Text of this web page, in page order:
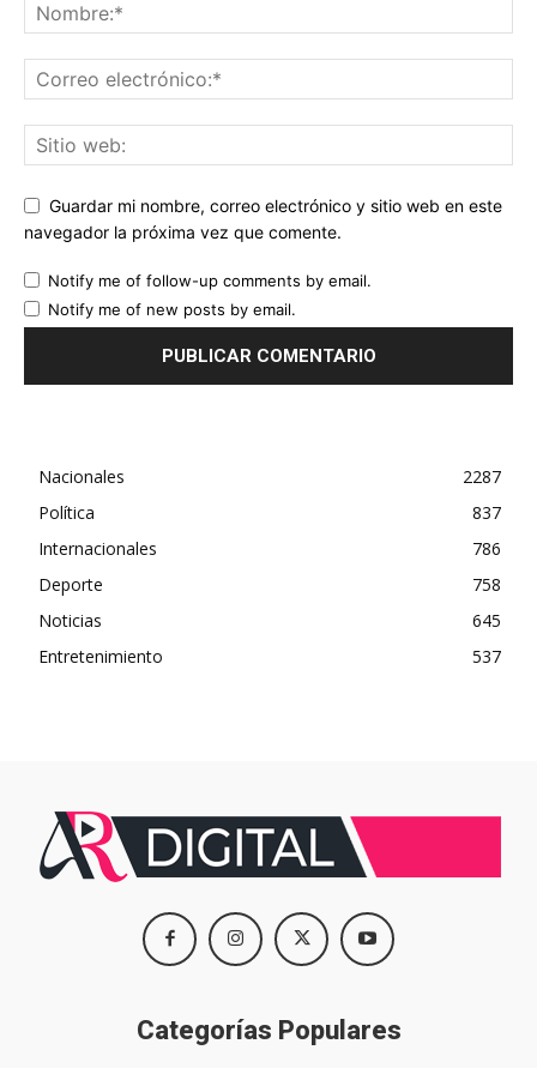
Guardar mi nombre, correo electrónico y sitio web en este
navegador la próxima vez que comente.
Notify me of follow-up comments by email.
Notify me of new posts by email.
Nacionales
2287
Política
837
Internacionales
786
Deporte
758
Noticias
645
Entretenimiento
537
Categorías Populares